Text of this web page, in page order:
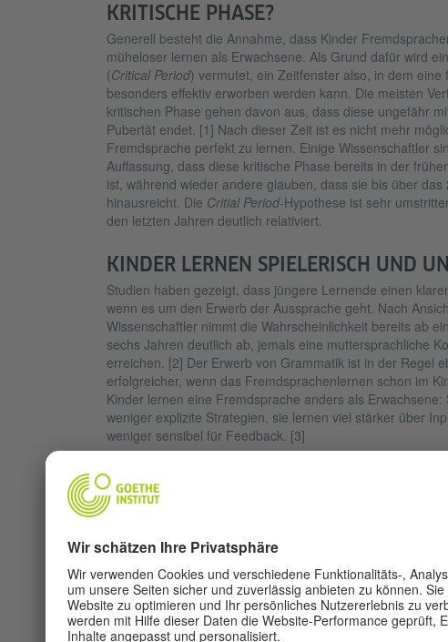
KRITISCHE PHASE?
Generell besteht die Annahme, dass Kinder
müheloser lernen als Erwachsene. Als Grund dafür wird
(Critical Period) vermutet, ein Zeitfenster also, in dem eine
besonders effektiv erworben werden kann. Die meisten
kritischen Phase gehen davon aus, dass diese ungefähr
Pubertät endet. [1] Nach dieser Zeit ist es nicht mehr
Fremdsprache perfekt zu lernen. Einige Wissenschaftler
Auffassung, dass diese kritische Phase bereits in der
ist, während wieder andere glauben, dass sie bis über das
hinausreicht. Die Critial Period-Hypothese ist sehr
den letzten Jahren deutlich relativiert.
KINDER LERNEN SPIELERISCH UND
Studien haben gezeigt, dass jüngere Lernende einen
wenn es um den Erwerb der Aussprache geht. Nach
Wissenschaftler nimmt die Wahrscheinlichkeit bereits ab
sechs Jahren deutlich ab, jemals eine muttersprachliche
erreichen. [2] Der Erwerb von Grammatik ist in der Regel
erfolgreicher, wenn das Fremdsprachenlernen schon im
Kinder lernen eine Fremdsprache anders als Erwachsene:
weniger explizite Strategien, sie lernen viel stärker über
weniger sensibel für Feedback. [3]
Insgesamt betrachtet fällt Kindern das
recht leicht, weil sie spielerisch und fast unbewusst lernen.
Gehirn noch sehr flexibel und für verschiedene
spracherwerbsförderlichen Input aufgrund des spielerischen
VORTEILE FÜR ÄLTERE LERNENDE
Es gibt jedoch auch Bereiche, in denen ältere Lernende